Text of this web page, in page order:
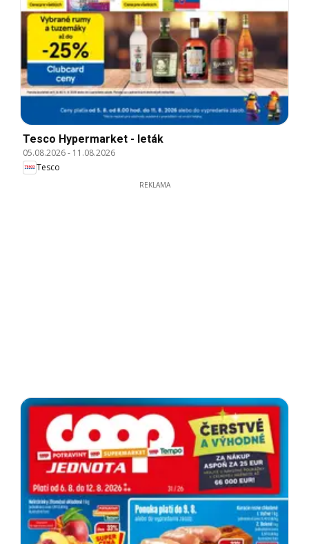
Tesco Hypermarket - leták
05.08.2026- 11.08.2026
Tesco
REKLAMA